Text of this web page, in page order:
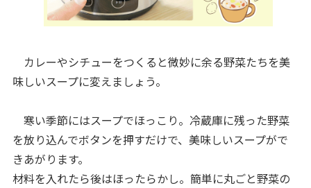
カレーやシチューをつくると微妙に余る野菜たちを美
味しいスープに変えましょう。
寒い季節にはスープでほっこり。冷蔵庫に残った野菜
を放り込んでボタンを押すだけで、美味しいスープがで
きあがります。
材料を入れたら後はほったらかし。簡単に丸ごと野菜の